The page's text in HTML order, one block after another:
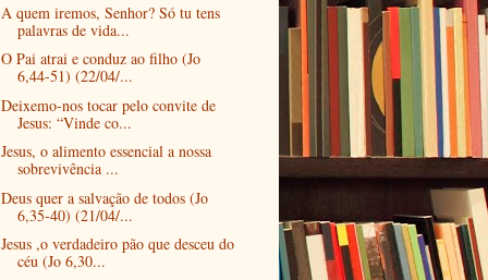
A quem iremos, Senhor? Só tu tens
palavras de vida...
O Pai atrai e conduz ao filho (Jo
6,44-51) (22/04/...
Deixemo-nos tocar pelo convite de
Jesus: “Vinde co...
Jesus, o alimento essencial a nossa
sobrevivência ...
Deus quer a salvação de todos (Jo
6,35-40) (21/04/...
Jesus ,o verdadeiro pão que desceu do
céu (Jo 6,30...